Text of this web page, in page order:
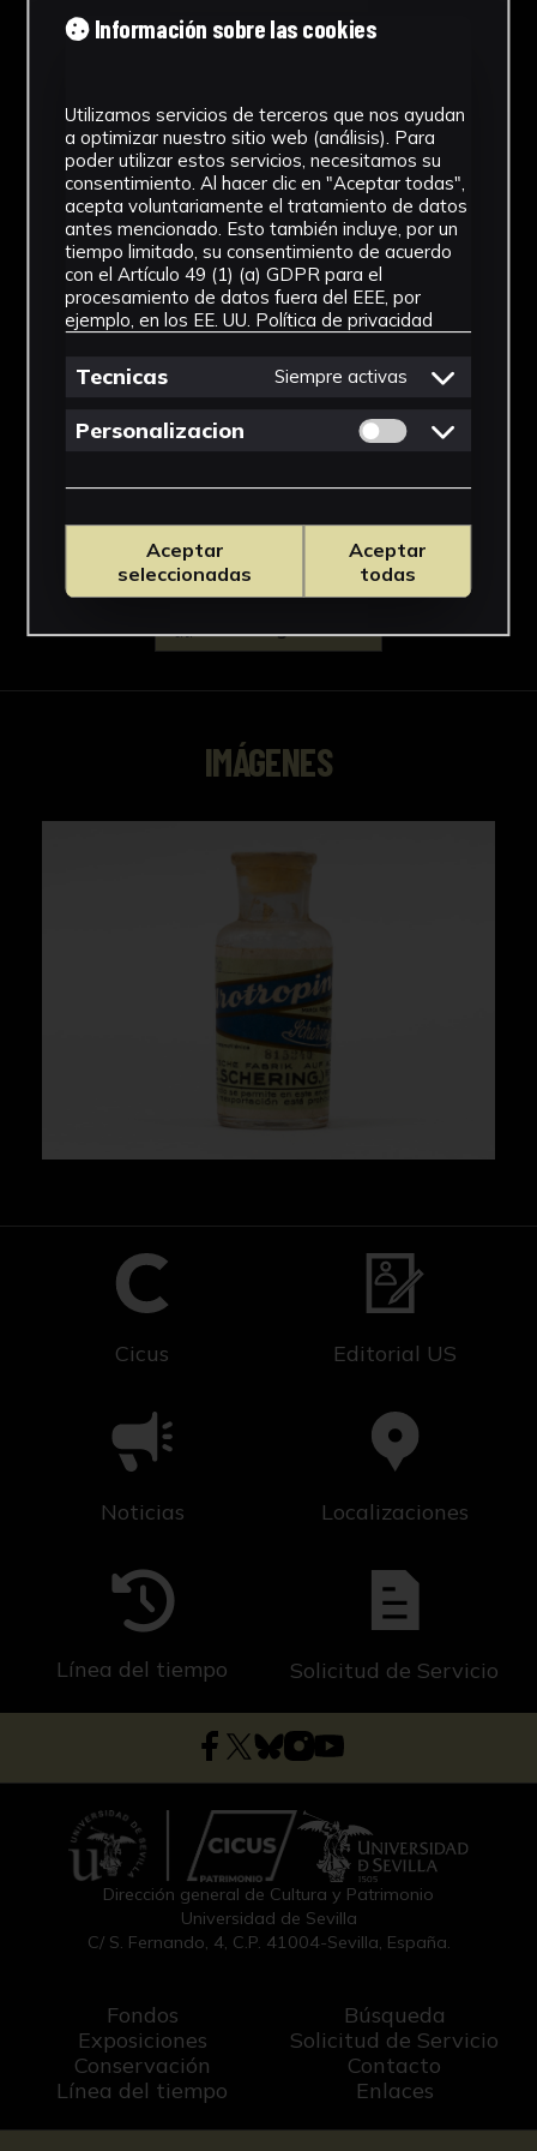
Tipología
Cronología
SF
Materiales
Vidrio
Ubicación
Facultad de Farmacia
Ver más
Descargar Ficha
IMÁGENES
Cicus Editorial US
Noticias Localizaciones
Línea del tiempo Solicitud de Servicio
Dirección general de Cultura y Patrimonio
Universidad de Sevilla
C/ S. Fernando, 4, C.P. 41004-Sevilla, España.
Fondos
Exposiciones
Conservación
Línea del tiempo
Búsqueda
Solicitud de Servicio
Contacto
Enlaces
Información sobre las cookies
Utilizamos servicios de terceros que nos ayudan
a optimizar nuestro sitio web (análisis). Para
poder utilizar estos servicios, necesitamos su
consentimiento. Al hacer clic en "Aceptar todas",
acepta voluntariamente el tratamiento de datos
antes mencionado. Esto también incluye, por un
tiempo limitado, su consentimiento de acuerdo
con el Artículo 49 (1) (a) GDPR para el
procesamiento de datos fuera del EEE, por
ejemplo, en los EE. UU. Política de privacidad
Tecnicas Siempre activas
Personalizacion Permitir cookies
Aceptar
seleccionadas
Aceptar
todas